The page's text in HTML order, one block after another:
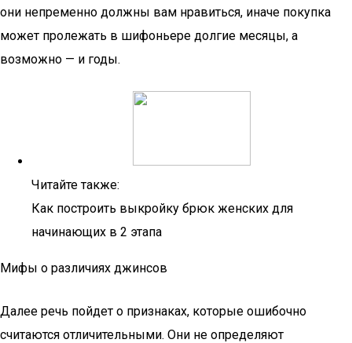
они непременно должны вам нравиться, иначе покупка
может пролежать в шифоньере долгие месяцы, а
возможно — и годы.
Читайте также:
Как построить выкройку брюк женских для
начинающих в 2 этапа
Мифы о различиях джинсов
Далее речь пойдет о признаках, которые ошибочно
считаются отличительными. Они не определяют